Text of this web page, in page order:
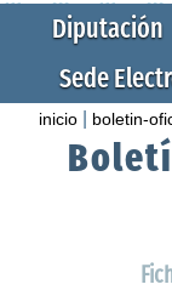
Diputación
Sede
inicio boletin-